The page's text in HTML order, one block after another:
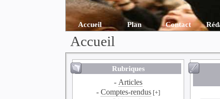
Accueil Plan Contact
Accueil
Rubriques
- Articles
-Comptes-rendus [+]